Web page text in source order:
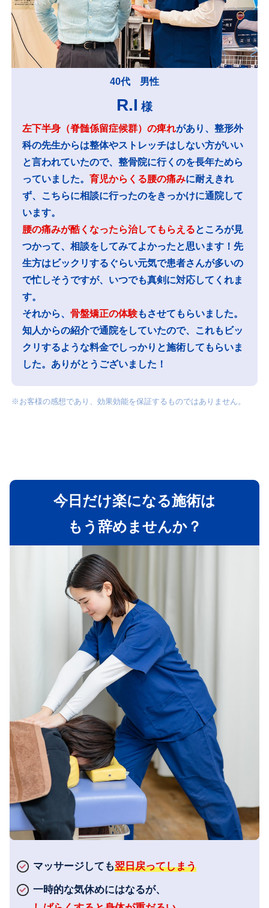
40代 男性
R.I 様
左下半身（脊髄係留症候群）の痺れがあり、整形外
科の先生からは整体やストレッチはしない方がいい
と言われていたので、整骨院に行くのを長年ためら
っていました。育児からくる腰の痛みに耐えきれ
ず、こちらに相談に行ったのをきっかけに通院して
います。
腰の痛みが酷くなったら治してもらえるところが見
つかって、相談をしてみてよかったと思います！先
生方はビックリするぐらい元気で患者さんが多いの
で忙しそうですが、いつでも真剣に対応してくれま
す。
それから、骨盤矯正の体験もさせてもらいました。
知人からの紹介で通院をしていたので、これもビッ
クリするような料金でしっかりと施術してもらいま
した。ありがとうございました！
※お客様の感想であり、効果効能を保証するものではありません。
今日だけ楽になる施術は
もう辞めませんか？
マッサージしても翌日戻ってしまう
一時的な気休めにはなるが、